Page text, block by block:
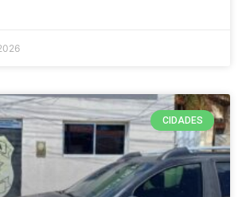
CIDADES